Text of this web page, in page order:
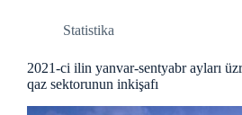
Statistika
2021-ci ilin yanvar-sentyabr ayları
qaz sektorunun inkişafı